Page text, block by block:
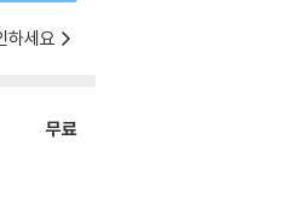
하세요
무료